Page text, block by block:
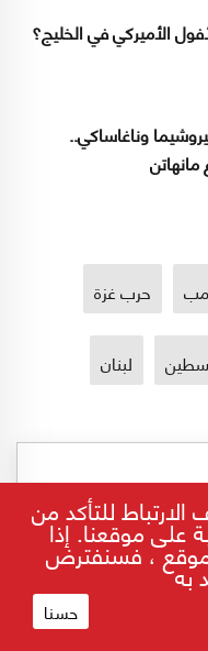
الأميركي في الخليج؟
وناغاساكي..
حرب غزة
لبنان
للتأكد من
على موقعنا. إذا
، فسنفترض
به
حسنا